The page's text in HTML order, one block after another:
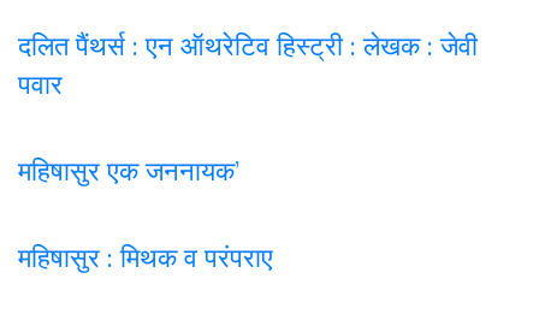
दलित पैंथर्स : एन ऑथरेटिव हिस्ट्री : लेखक : जेवी
पवार
महिषासुर एक जननायक’
महिषासुर : मिथक व परंपराए